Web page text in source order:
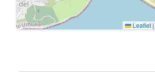
Leaflet |